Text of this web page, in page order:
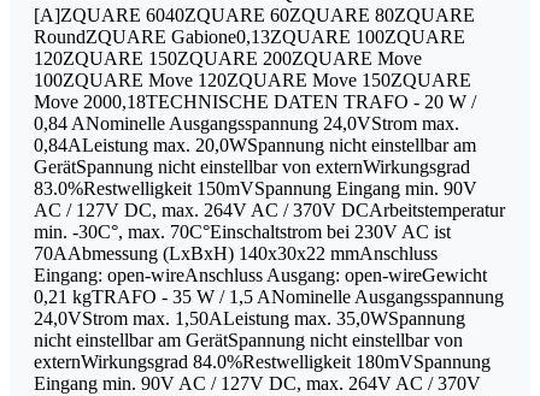
[A]ZQUARE 6040ZQUARE 60ZQUARE 80ZQUARE
RoundZQUARE Gabione0,13ZQUARE 100ZQUARE
120ZQUARE 150ZQUARE 200ZQUARE Move
100ZQUARE Move 120ZQUARE Move 150ZQUARE
Move 2000,18TECHNISCHE DATEN TRAFO - 20 W /
0,84 ANominelle Ausgangsspannung 24,0VStrom max.
0,84ALeistung max. 20,0WSpannung nicht einstellbar am
GerätSpannung nicht einstellbar von externWirkungsgrad
83.0%Restwelligkeit 150mVSpannung Eingang min. 90V
AC / 127V DC, max. 264V AC / 370V DCArbeitstemperatur
min. -30C°, max. 70C°Einschaltstrom bei 230V AC ist
70AAbmessung (LxBxH) 140x30x22 mmAnschluss
Eingang: open-wireAnschluss Ausgang: open-wireGewicht
0,21 kgTRAFO - 35 W / 1,5 ANominelle Ausgangsspannung
24,0VStrom max. 1,50ALeistung max. 35,0WSpannung
nicht einstellbar am GerätSpannung nicht einstellbar von
externWirkungsgrad 84.0%Restwelligkeit 180mVSpannung
Eingang min. 90V AC / 127V DC, max. 264V AC / 370V